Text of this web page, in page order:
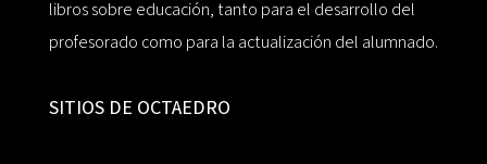
libros sobre educación, tanto para el desarrollo del
profesorado como para la actualización del alumnado.
SITIOS DE OCTAEDRO